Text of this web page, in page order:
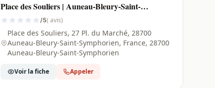
Place des Souliers | Auneau-Bleury-Saint-
Symphorien - 28700
/5( avis)
Place des Souliers, 27 Pl. du Marché, 28700
Auneau-Bleury-Saint-Symphorien, France, 28700
Auneau-Bleury-Saint-Symphorien
Voir la fiche Appeler